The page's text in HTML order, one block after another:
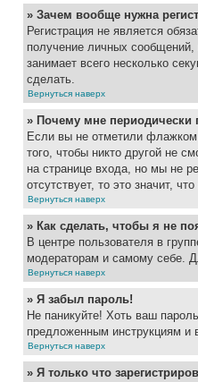
» Зачем вообще нужна
Регистрация не является
получение личных сообщений,
занимает всего несколько
сделать.
Вернуться наверх
» Почему мне периодически
Если вы не отметили флажком
того, чтобы никто другой не
на странице входа, но мы не
отсутствует, то это значит,
Вернуться наверх
» Как сделать, чтобы я не
В центре пользователя в
модераторам и самому себе.
Вернуться наверх
» Я забыл пароль!
Не паникуйте! Хоть ваш
предложенным инструкциям и
Вернуться наверх
» Я только что